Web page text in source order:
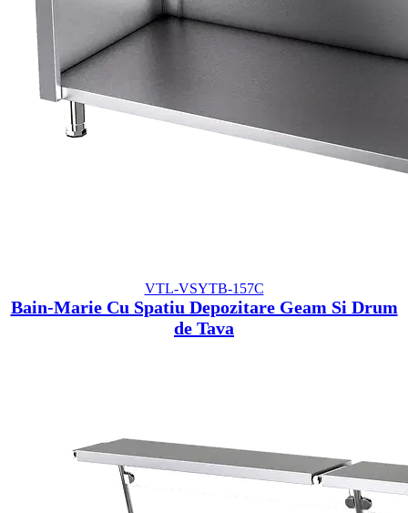
VTL-VSYTB-157C
Bain-Marie Cu Spatiu Depozitare Geam Si Drum
de Tava